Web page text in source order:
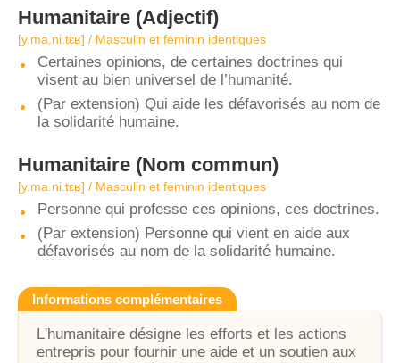
Humanitaire (Adjectif)
[y.ma.ni.tɛʁ] / Masculin et féminin identiques
Certaines opinions, de certaines doctrines qui
visent au bien universel de l’humanité.
(Par extension) Qui aide les défavorisés au nom de
la solidarité humaine.
Humanitaire (Nom commun)
[y.ma.ni.tɛʁ] / Masculin et féminin identiques
Personne qui professe ces opinions, ces doctrines.
(Par extension) Personne qui vient en aide aux
défavorisés au nom de la solidarité humaine.
Informations complémentaires
L'humanitaire désigne les efforts et les actions
entrepris pour fournir une aide et un soutien aux